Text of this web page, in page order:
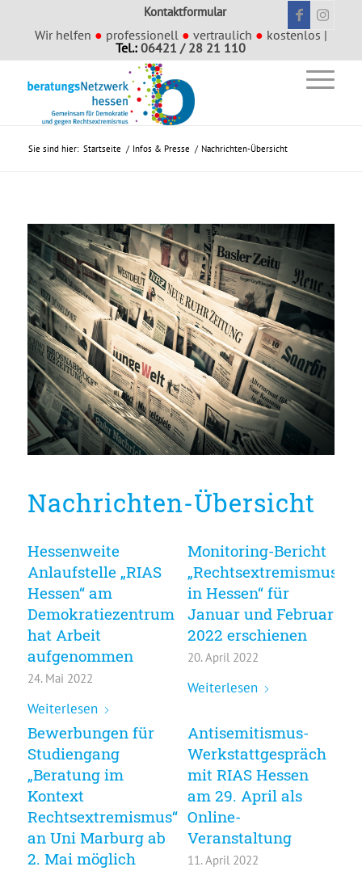
Kontaktformular
Wir helfen ● professionell ● vertraulich ● kostenlos |
Tel.:06421 / 28 21 110
Sie sind hier: Startseite / Infos & Presse / Nachrichten-Übersicht
Nachrichten-Übersicht
Hessenweite
Anlaufstelle „RIAS
Hessen“ am
Demokratiezentrum
hat Arbeit
aufgenommen
24. Mai 2022
Weiterlesen
Monitoring-Bericht
„Rechtsextremismus
in Hessen“ für
Januar und Februar
2022 erschienen
20. April 2022
Weiterlesen
Bewerbungen für
Studiengang
„Beratung im
Kontext
Rechtsextremismus“
an Uni Marburg ab
2. Mai möglich
Antisemitismus-
Werkstattgespräch
mit RIAS Hessen
am 29. April als
Online-
Veranstaltung
11. April 2022